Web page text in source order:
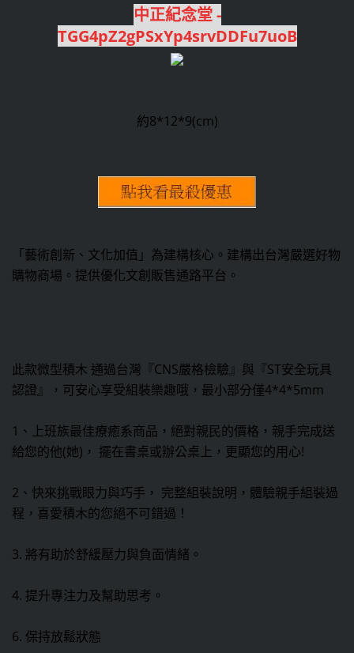
中正紀念堂 -
TGG4pZ2gPSxYp4srvDDFu7uoB
約8*12*9(cm)
「藝術創新、文化加值」為建構核心。建構出台灣嚴選好物
購物商場。提供優化文創販售通路平台。
此款微型積木 通過台灣『CNS嚴格檢驗』與『ST安全玩具
認證』，可安心享受組裝樂趣哦，最小部分僅4*4*5mm
1、上班族最佳療癒系商品，絕對親民的價格，親手完成送
給您的他(她)， 擺在書桌或辦公桌上，更顯您的用心!
2、快來挑戰眼力與巧手， 完整組裝說明，體驗親手組裝過
程，喜愛積木的您絕不可錯過！
3. 將有助於舒緩壓力與負面情緒。
4. 提升專注力及幫助思考。
6. 保持放鬆狀態